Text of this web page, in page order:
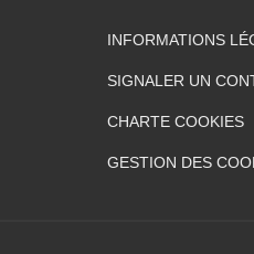
INFORMATIONS
SIGNALER UN
CHARTE COOKIES
GESTION DES